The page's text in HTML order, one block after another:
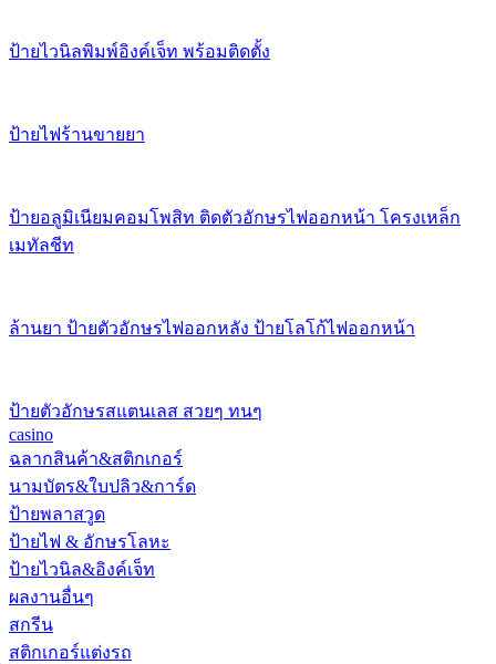
ป้ายไวนิลพิมพ์อิงค์เจ็ท พร้อมติดตั้ง
ป้ายไฟร้านขายยา
ป้ายอลูมิเนียมคอมโพสิท ติดตัวอักษรไฟออกหน้า โครงเหล็ก
เมทัลชีท
ล้านยา ป้ายตัวอักษรไฟออกหลัง ป้ายโลโก้ไฟออกหน้า
ป้ายตัวอักษรสแตนเลส สวยๆ ทนๆ
casino
ฉลากสินค้า&สติกเกอร์
นามบัตร&ใบปลิว&การ์ด
ป้ายพลาสวูด
ป้ายไฟ & อักษรโลหะ
ป้ายไวนิล&อิงค์เจ็ท
ผลงานอื่นๆ
สกรีน
สติกเกอร์แต่งรถ